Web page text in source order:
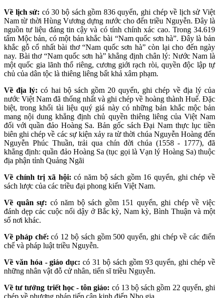
Về lịch sử: có 30 bộ sách gồm 836 quyển, ghi chép về lịch sử Việt
Nam từ thời Hùng Vương dựng nước cho đến triều Nguyễn. Đây là
nguồn tư liệu đáng tin cậy và có tính chính xác cao. Trong 34.619
tấm Mộc bản, có một bản khắc bài “Nam quốc sơn hà”. Đây là bản
khắc gỗ cổ nhất bài thơ “Nam quốc sơn hà” còn lại cho đến ngày
nay. Bài thơ “Nam quốc sơn hà” khẳng định chân lý: Nước Nam là
một quốc gia lãnh thổ riêng, cương giới rạch ròi, quyền độc lập tự
chủ của dân tộc là thiêng liêng bất khả xâm phạm.
Về địa lý: có hai bộ sách gồm 20 quyển, ghi chép về địa lý của
nước Việt Nam đã thống nhất và ghi chép về hoàng thành Huế. Đặc
biệt, trong khối tài liệu quý giá này có những bản khắc mộc bản
mang nội dung khẳng định chủ quyền thiêng liêng của Việt Nam
đối với quần đảo Hoàng Sa. Bản gốc sách Đại Nam thực lục tiền
biên ghi chép về các sự kiện xảy ra từ thời chúa Nguyễn Hoàng đến
Nguyễn Phúc Thuần, trải qua chín đời chúa (1558 - 1777), đã
khẳng định: quần đảo Hoàng Sa (tục gọi là Vạn lý Hoàng Sa) thuộc
địa phận tỉnh Quảng Ngãi
Về chính trị xã hội: có năm bộ sách gồm 16 quyển, ghi chép về
sách lược của các triều đại phong kiến Việt Nam.
Về quân sự: có năm bộ sách gồm 151 quyển, ghi chép về việc
đánh dẹp các cuộc nổi dậy ở Bắc kỳ, Nam kỳ, Bình Thuận và một
số nơi khác.
Về pháp chế: có 12 bộ sách gồm 500 quyển, ghi chép về các điển
chế và pháp luật triều Nguyễn.
Về văn hóa - giáo dục: có 31 bộ sách gồm 93 quyển, ghi chép về
những nhân vật đỗ cử nhân, tiến sĩ triều Nguyễn.
Về tư tưởng triết học - tôn giáo: có 13 bộ sách gồm 22 quyển, ghi
chép về phương pháp tiếp cận kinh điển Nho gia.